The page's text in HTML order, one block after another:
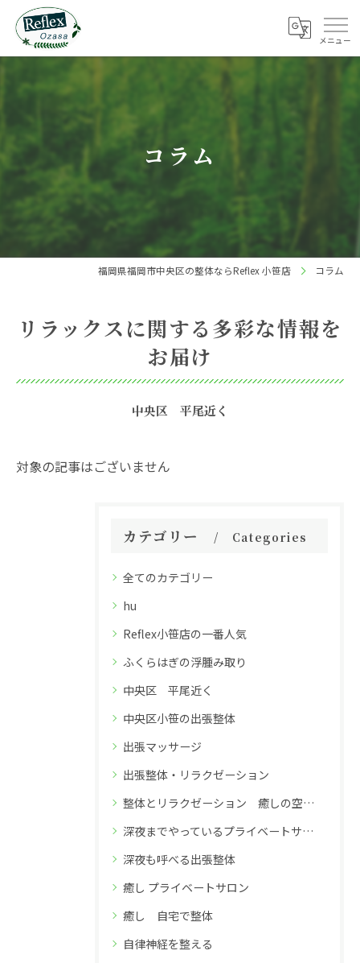
コラム
福岡県福岡市中央区の整体ならReflex 小笹店 コラム
リラックスに関する多彩な情報を
お届け
中央区 平尾近く
対象の記事はございません
カテゴリー Categories
全てのカテゴリー
hu
Reflex小笹店の一番人気
ふくらはぎの浮腫み取り
中央区 平尾近く
中央区小笹の出張整体
出張マッサージ
出張整体・リラクゼーション
整体とリラクゼーション 癒しの空間 深夜26時までのReflex小笹店
深夜までやっているプライベートサロン
深夜も呼べる出張整体
癒し プライベートサロン
癒し 自宅で整体
自律神経を整える